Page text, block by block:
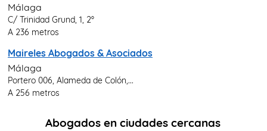
Málaga
C/ Trinidad Grund, 1, 2º
A 236 metros
Maireles Abogados & Asociados
Málaga
Portero 006, Alameda de Colón,...
A 256 metros
Abogados en ciudades cercanas